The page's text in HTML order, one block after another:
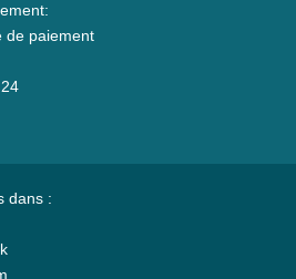
de paiement
dans :